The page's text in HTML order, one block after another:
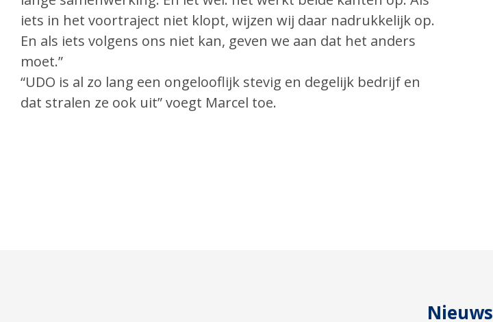
iets in het voortraject niet klopt, wijzen wij daar nadrukkelijk op.
En als iets volgens ons niet kan, geven we aan dat het anders
moet.”
“UDO is al zo lang een ongelooflijk stevig en degelijk bedrijf en
dat stralen ze ook uit” voegt Marcel toe.
Nieuws